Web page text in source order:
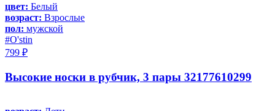
цвет: Белый
возраст: Взрослые
пол: мужской
#O'stin
799 ₽
Высокие носки в рубчик, 3 пары 32177610299